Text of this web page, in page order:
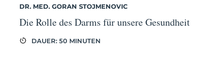
DR. MED. GORAN STOJMENOVIC
Die Rolle des Darms für unsere Gesundheit
DAUER: 50 MINUTEN